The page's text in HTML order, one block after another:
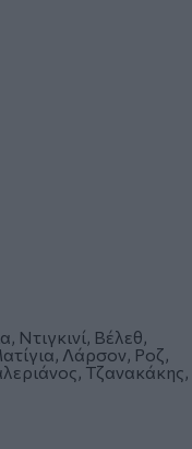
Ντιγκινί, Βέλεθ,
Λάρσον, Ροζ,
Τζανακάκης,